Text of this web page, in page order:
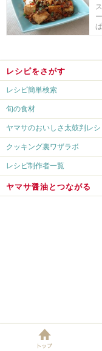
レシピをさがす
レシピ簡単検索
旬の食材
ヤマサのおいしさ太鼓判レ
クッキング裏ワザラボ
レシピ制作者一覧
ヤマサ醤油とつながる